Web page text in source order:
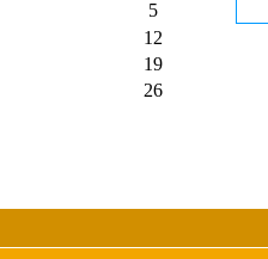
5
12
19
26